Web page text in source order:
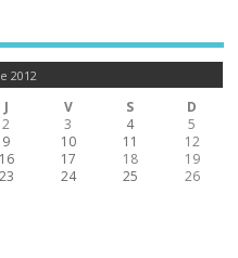
2012
J V S
D
2 3 4
5
9 10 11
12
16 17 18
19
23 24 25
26